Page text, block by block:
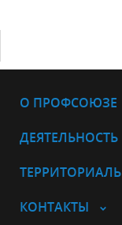
О ПРОФСОЮЗЕ
ДЕЯТЕЛЬНОСТЬ
КОНТАКТЫ